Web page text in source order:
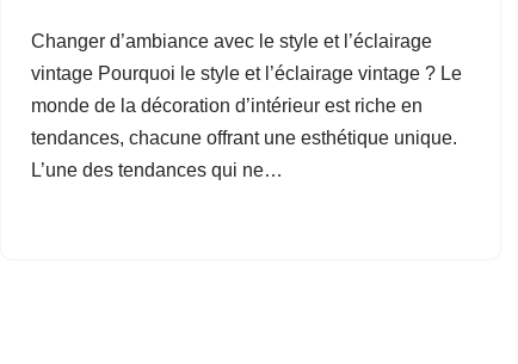
Changer d’ambiance avec le style et l’éclairage
vintage Pourquoi le style et l’éclairage vintage ? Le
monde de la décoration d’intérieur est riche en
tendances, chacune offrant une esthétique unique.
L’une des tendances qui ne…